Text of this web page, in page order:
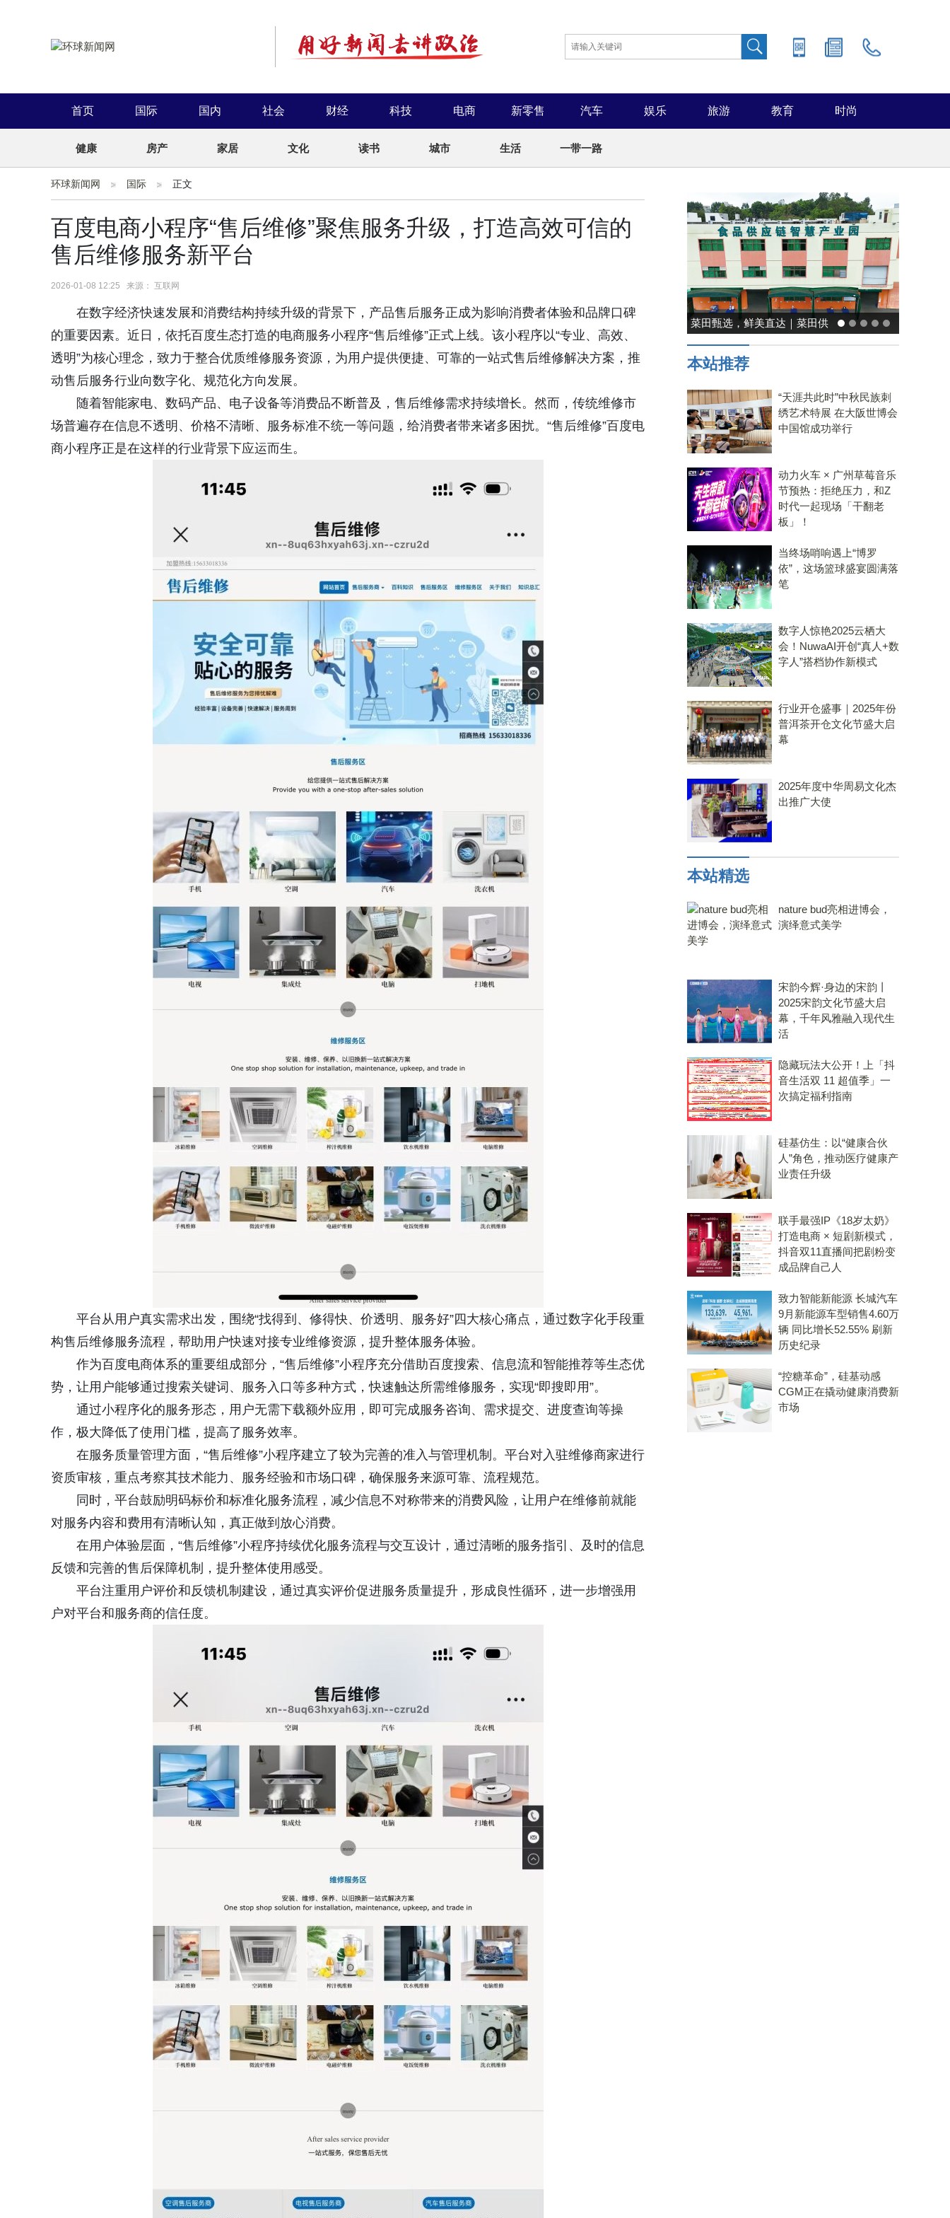
首页 国际 国内 社会 财经 科技 电商 新零售 汽车 娱乐 旅游 教育 时尚
健康 房产 家居 文化 读书 城市 生活 一带一路
环球新闻网 国际 正文
百度电商小程序“售后维修”聚焦服务升级，打造高效可信的
售后维修服务新平台
2026-01-08 12:25 来源： 互联网
在数字经济快速发展和消费结构持续升级的背景下，产品售后服务正成为影响消费者体验和品牌口碑
的重要因素。近日，依托百度生态打造的电商服务小程序“售后维修”正式上线。该小程序以“专业、高效、
透明”为核心理念，致力于整合优质维修服务资源，为用户提供便捷、可靠的一站式售后维修解决方案，推
动售后服务行业向数字化、规范化方向发展。
随着智能家电、数码产品、电子设备等消费品不断普及，售后维修需求持续增长。然而，传统维修市
场普遍存在信息不透明、价格不清晰、服务标准不统一等问题，给消费者带来诸多困扰。“售后维修”百度电
商小程序正是在这样的行业背景下应运而生。
平台从用户真实需求出发，围绕“找得到、修得快、价透明、服务好”四大核心痛点，通过数字化手段重
构售后维修服务流程，帮助用户快速对接专业维修资源，提升整体服务体验。
作为百度电商体系的重要组成部分，“售后维修”小程序充分借助百度搜索、信息流和智能推荐等生态优
势，让用户能够通过搜索关键词、服务入口等多种方式，快速触达所需维修服务，实现“即搜即用”。
通过小程序化的服务形态，用户无需下载额外应用，即可完成服务咨询、需求提交、进度查询等操
作，极大降低了使用门槛，提高了服务效率。
在服务质量管理方面，“售后维修”小程序建立了较为完善的准入与管理机制。平台对入驻维修商家进行
资质审核，重点考察其技术能力、服务经验和市场口碑，确保服务来源可靠、流程规范。
同时，平台鼓励明码标价和标准化服务流程，减少信息不对称带来的消费风险，让用户在维修前就能
对服务内容和费用有清晰认知，真正做到放心消费。
在用户体验层面，“售后维修”小程序持续优化服务流程与交互设计，通过清晰的服务指引、及时的信息
反馈和完善的售后保障机制，提升整体使用感受。
平台注重用户评价和反馈机制建设，通过真实评价促进服务质量提升，形成良性循环，进一步增强用
户对平台和服务商的信任度。
能率日式厨房美学：既要此刻
温馨，也要未来可期
本站推荐
“天涯共此时”中秋民族刺
绣艺术特展 在大阪世博会
中国馆成功举行
动力火车 × 广州草莓音乐
节预热：拒绝压力，和Z
时代一起现场「干翻老
板」！
当终场哨响遇上“博罗
依”，这场篮球盛宴圆满落
笔
数字人惊艳2025云栖大
会！NuwaAI开创“真人+数
字人”搭档协作新模式
行业开仓盛事｜2025年份
普洱茶开仓文化节盛大启
幕
2025年度中华周易文化杰
出推广大使
本站精选
nature bud亮相进博会，
演绎意式美学
宋韵今辉·身边的宋韵丨
2025宋韵文化节盛大启
幕，千年风雅融入现代生
活
隐藏玩法大公开！上「抖
音生活双 11 超值季」一
次搞定福利指南
硅基仿生：以“健康合伙
人”角色，推动医疗健康产
业责任升级
联手最强IP《18岁太奶》
打造电商 × 短剧新模式，
抖音双11直播间把剧粉变
成品牌自己人
致力智能新能源 长城汽车
9月新能源车型销售4.60万
辆 同比增长52.55% 刷新
历史纪录
“控糖革命”，硅基动感
CGM正在撬动健康消费新
市场